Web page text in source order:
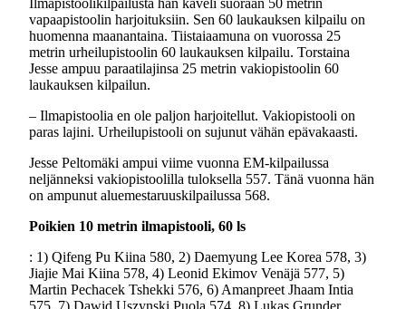
Ilmapistoolikilpailusta hän käveli suoraan 50 metrin
vapaapistoolin harjoituksiin. Sen 60 laukauksen kilpailu on
huomenna maanantaina. Tiistaiaamuna on vuorossa 25
metrin urheilupistoolin 60 laukauksen kilpailu. Torstaina
Jesse ampuu paraatilajinsa 25 metrin vakiopistoolin 60
laukauksen kilpailun.
– Ilmapistoolia en ole paljon harjoitellut. Vakiopistooli on
paras lajini. Urheilupistooli on sujunut vähän epävakaasti.
Jesse Peltomäki ampui viime vuonna EM-kilpailussa
neljänneksi vakiopistoolilla tuloksella 557. Tänä vuonna hän
on ampunut aluemestaruuskilpailussa 568.
Poikien 10 metrin ilmapistooli, 60 ls
: 1) Qifeng Pu Kiina 580, 2) Daemyung Lee Korea 578, 3)
Jiajie Mai Kiina 578, 4) Leonid Ekimov Venäjä 577, 5)
Martin Pechacek Tshekki 576, 6) Amanpreet Jhaam Intia
575, 7) Dawid Uszynski Puola 574, 8) Lukas Grunder